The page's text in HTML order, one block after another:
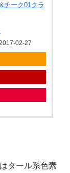
チーク01クラ
02-27
タール系色素